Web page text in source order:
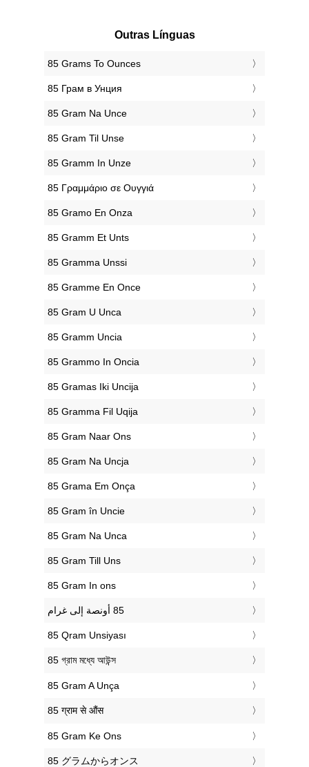
Outras Línguas
‎85 Grams To Ounces
‎85 Грам в Унция
‎85 Gram Na Unce
‎85 Gram Til Unse
‎85 Gramm In Unze
‎85 Γραμμάριο σε Ουγγιά
‎85 Gramo En Onza
‎85 Gramm Et Unts
‎85 Gramma Unssi
‎85 Gramme En Once
‎85 Gram U Unca
‎85 Gramm Uncia
‎85 Grammo In Oncia
‎85 Gramas Iki Uncija
‎85 Gramma Fil Uqija
‎85 Gram Naar Ons
‎85 Gram Na Uncja
‎85 Grama Em Onça
‎85 Gram în Uncie
‎85 Gram Na Unca
‎85 Gram Till Uns
‎85 Gram In ons
‎85 Qram Unsiyası
‎85 গ্রাম মধ্যে আউন্স
‎85 Gram A Unça
‎85 ग्राम से औंस
‎85 Gram Ke Ons
‎85 グラムからオンス